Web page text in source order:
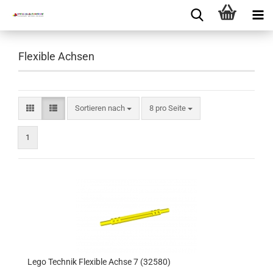
Flexible Achsen
Sortieren nach 8 pro Seite
1
Lego Technik Flexible Achse 7 (32580)